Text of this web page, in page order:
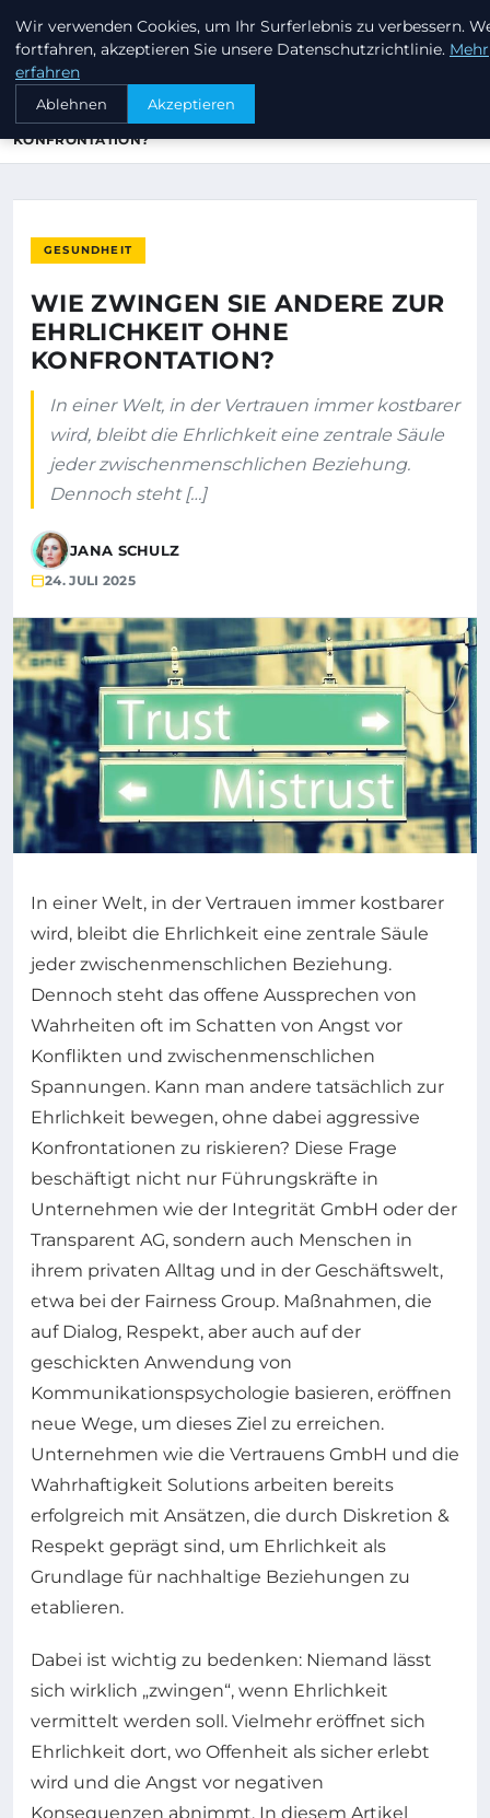
INVESTORENKAPITAL24
STARTSEITE
GESUNDHEIT
WIE ZWINGEN SIE ANDERE ZUR EHRLICHKEIT OHNE
KONFRONTATION?
GESUNDHEIT
WIE ZWINGEN SIE ANDERE ZUR
EHRLICHKEIT OHNE
KONFRONTATION?
In einer Welt, in der Vertrauen immer kostbarer
wird, bleibt die Ehrlichkeit eine zentrale Säule
jeder zwischenmenschlichen Beziehung.
Dennoch steht […]
JANA SCHULZ
24. JULI 2025
In einer Welt, in der Vertrauen immer kostbarer
wird, bleibt die Ehrlichkeit eine zentrale Säule
jeder zwischenmenschlichen Beziehung.
Dennoch steht das offene Aussprechen von
Wahrheiten oft im Schatten von Angst vor
Konflikten und zwischenmenschlichen
Spannungen. Kann man andere tatsächlich zur
Ehrlichkeit bewegen, ohne dabei aggressive
Konfrontationen zu riskieren? Diese Frage
beschäftigt nicht nur Führungskräfte in
Unternehmen wie der Integrität GmbH oder der
Transparent AG, sondern auch Menschen in
ihrem privaten Alltag und in der Geschäftswelt,
etwa bei der Fairness Group. Maßnahmen, die
auf Dialog, Respekt, aber auch auf der
geschickten Anwendung von
Kommunikationspsychologie basieren, eröffnen
neue Wege, um dieses Ziel zu erreichen.
Unternehmen wie die Vertrauens GmbH und die
Wahrhaftigkeit Solutions arbeiten bereits
erfolgreich mit Ansätzen, die durch Diskretion &
Respekt geprägt sind, um Ehrlichkeit als
Grundlage für nachhaltige Beziehungen zu
etablieren.
Dabei ist wichtig zu bedenken: Niemand lässt
sich wirklich „zwingen“, wenn Ehrlichkeit
vermittelt werden soll. Vielmehr eröffnet sich
Ehrlichkeit dort, wo Offenheit als sicher erlebt
wird und die Angst vor negativen
Konsequenzen abnimmt. In diesem Artikel
Wir verwenden Cookies, um Ihr Surferlebnis zu verbessern.
fortfahren, akzeptieren Sie unsere Datenschutzrichtlinie. Mehr
erfahren
Ablehnen Akzeptieren